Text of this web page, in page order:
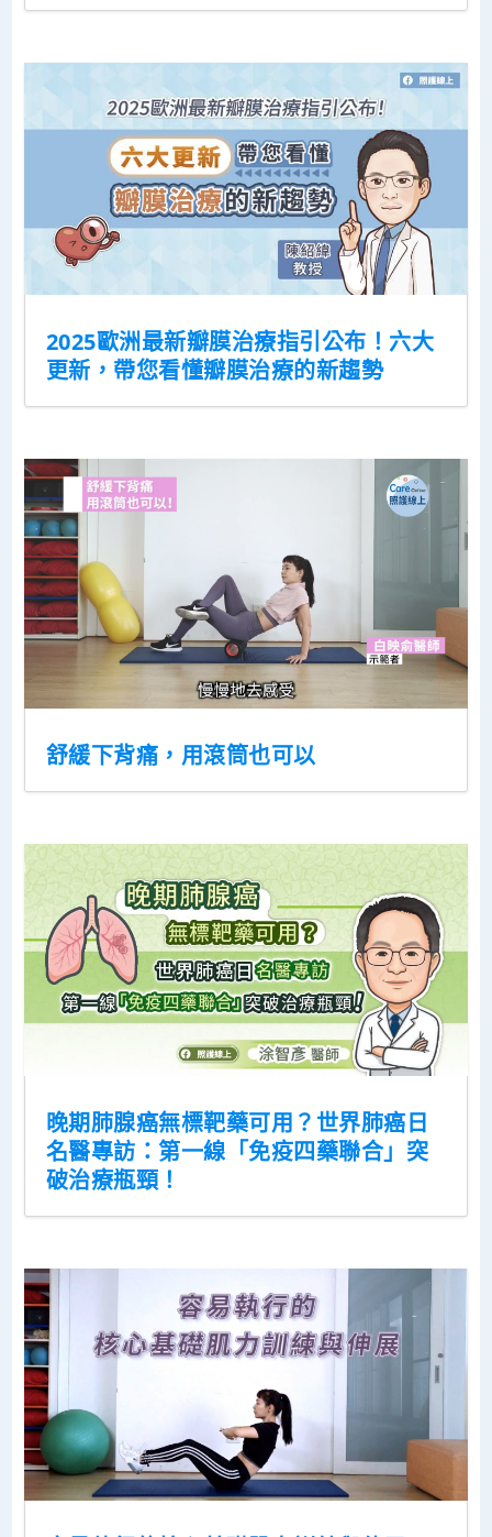
2025歐洲最新瓣膜治療指引公布！六大
更新，帶您看懂瓣膜治療的新趨勢
舒緩下背痛，用滾筒也可以
晚期肺腺癌無標靶藥可用？世界肺癌日
名醫專訪：第一線「免疫四藥聯合」突
破治療瓶頸！